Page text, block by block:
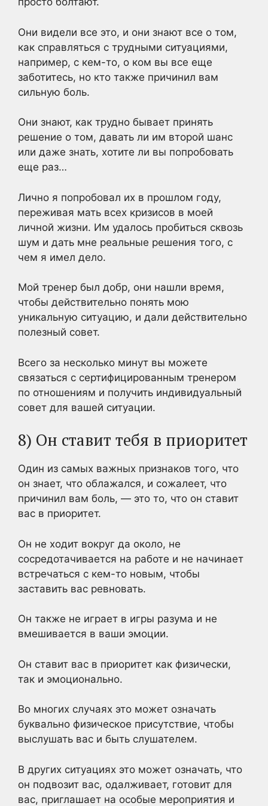
Они видели все это, и они знают все о том,
как справляться с трудными ситуациями,
например, с кем-то, о ком вы все еще
заботитесь, но кто также причинил вам
сильную боль.
Они знают, как трудно бывает принять
решение о том, давать ли им второй шанс
или даже знать, хотите ли вы попробовать
еще раз…
Лично я попробовал их в прошлом году,
переживая мать всех кризисов в моей
личной жизни. Им удалось пробиться сквозь
шум и дать мне реальные решения того, с
чем я имел дело.
Мой тренер был добр, они нашли время,
чтобы действительно понять мою
уникальную ситуацию, и дали действительно
полезный совет.
Всего за несколько минут вы можете
связаться с сертифицированным тренером
по отношениям и получить индивидуальный
совет для вашей ситуации.
8) Он ставит тебя в приоритет
Один из самых важных признаков того, что
он знает, что облажался, и сожалеет, что
причинил вам боль, — это то, что он ставит
вас в приоритет.
Он не ходит вокруг да около, не
сосредотачивается на работе и не начинает
встречаться с кем-то новым, чтобы
заставить вас ревновать.
Он также не играет в игры разума и не
вмешивается в ваши эмоции.
Он ставит вас в приоритет как физически,
так и эмоционально.
Во многих случаях это может означать
буквально физическое присутствие, чтобы
выслушать вас и быть слушателем.
В других ситуациях это может означать, что
он подвозит вас, одалживает, готовит для
вас, приглашает на особые мероприятия и